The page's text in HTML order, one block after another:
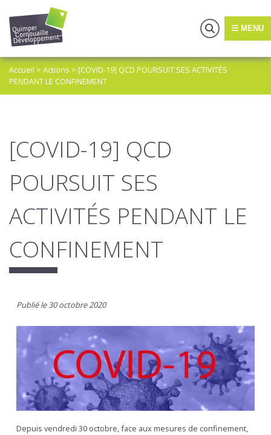
MENU
Accueil > Actions > [COVID-19] QCD POURSUIT SES ACTIVITÉS
PENDANT LE CONFINEMENT
[COVID-19] QCD
POURSUIT SES
ACTIVITÉS PENDANT LE
CONFINEMENT
Publié le 30 octobre 2020
Depuis vendredi 30 octobre, face aux mesures de confinement,